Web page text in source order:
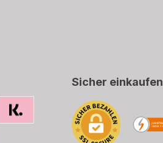
Sicher einkaufen